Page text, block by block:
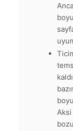
Aksi